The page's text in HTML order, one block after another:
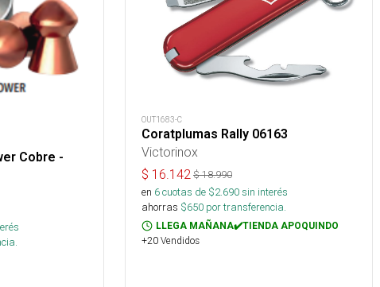
Cobre -
OUT1683-C
Coratplumas Rally 06163
Victorinox
$ 16.142 $18.990
en 6cuotas de $2.690sin interés
ahorras $650 por transferencia.
LLEGA MAÑANA✔️TIENDA APOQUINDO
+20 Vendidos